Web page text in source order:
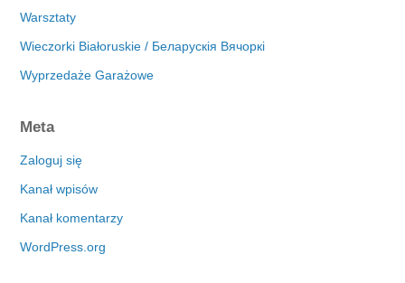
Warsztaty
Wieczorki Białoruskie / Беларускія Вячоркі
Wyprzedaże Garażowe
Meta
Zaloguj się
Kanał wpisów
Kanał komentarzy
WordPress.org